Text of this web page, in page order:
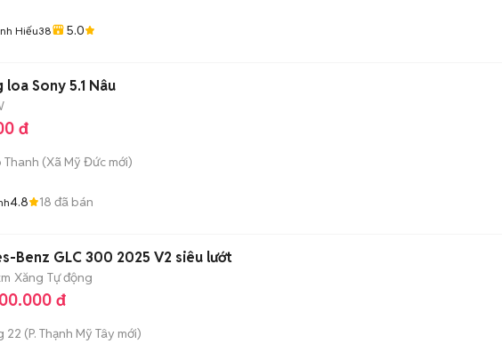
Hiếu38 5.0
loa Sony 5.1 Nâu
đ
Thanh (Xã Mỹ Đức mới)
4.8 18 đã bán
Benz GLC 300 2025 V2 siêu lướt
Xăng Tự động
đ
22 (P. Thạnh Mỹ Tây mới)